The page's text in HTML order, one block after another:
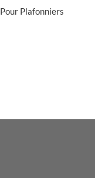
Plafonniers